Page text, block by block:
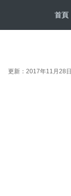
首頁
更新：2017年11月28日